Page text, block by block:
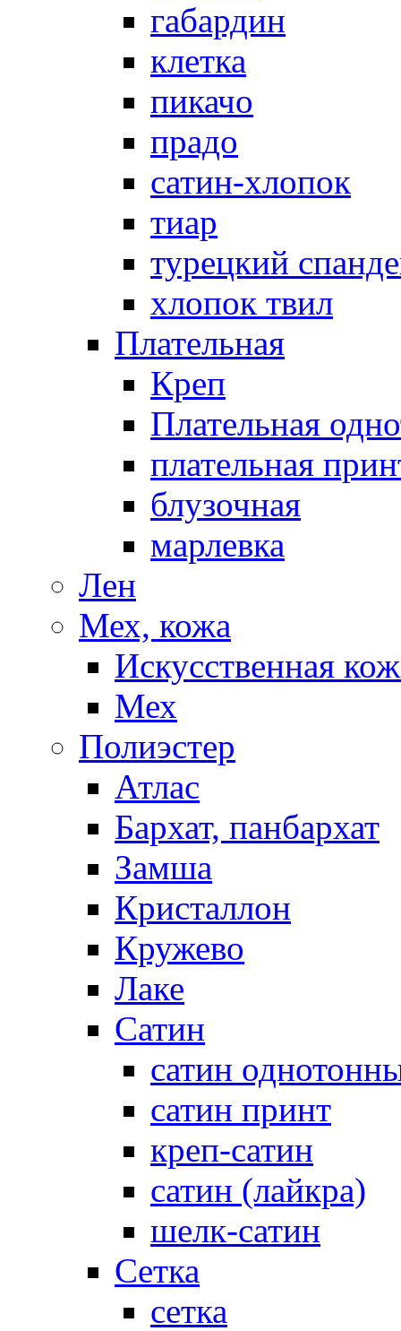
габардин
клетка
пикачо
прадо
сатин-хлопок
тиар
турецкий
хлопок твил
Плательная
Креп
Плательная
плательная
блузочная
марлевка
Лен
Мех, кожа
Искусственная
Мех
Полиэстер
Атлас
Бархат, панбархат
Замша
Кристаллон
Кружево
Лаке
Сатин
сатин
сатин принт
креп-сатин
сатин (лайкра)
шелк-сатин
Сетка
сетка